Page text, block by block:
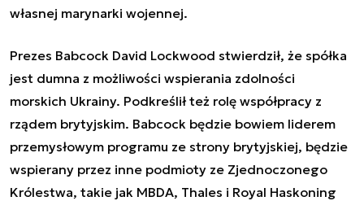
własnej marynarki wojennej.
Prezes Babcock David Lockwood stwierdził, że spółka
jest dumna z możliwości wspierania zdolności
morskich Ukrainy. Podkreślił też rolę współpracy z
rządem brytyjskim. Babcock będzie bowiem liderem
przemysłowym programu ze strony brytyjskiej, będzie
wspierany przez inne podmioty ze Zjednoczonego
Królestwa, takie jak MBDA, Thales i Royal Haskoning